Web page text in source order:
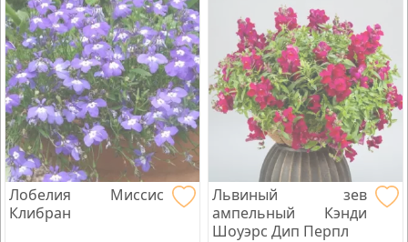
Лобелия Миссис
Клибран
Львиный зев
ампельный Кэнди
Шоуэрс Дип Перпл